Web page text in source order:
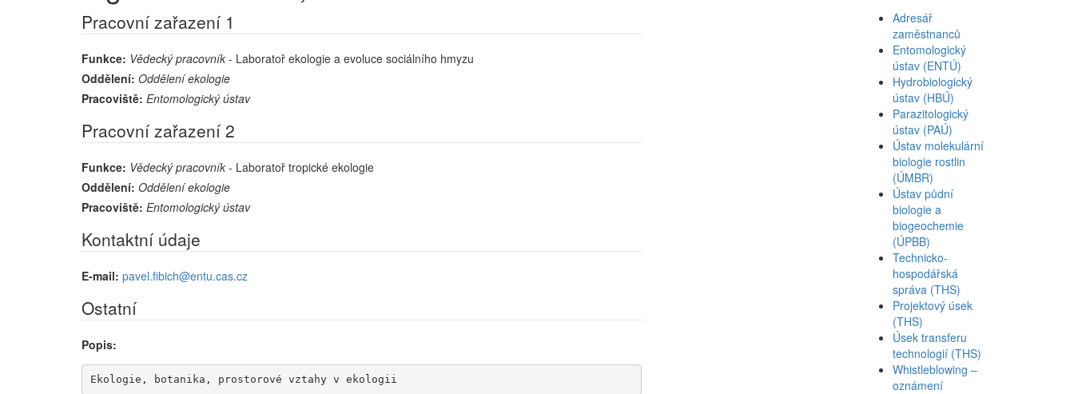
Pracovní zařazení 1
Funkce: Vědecký pracovník - Laboratoř ekologie a evoluce sociálního hmyzu
Oddělení: Oddělení ekologie
Pracoviště: Entomologický ústav
Pracovní zařazení 2
Funkce: Vědecký pracovník - Laboratoř tropické ekologie
Oddělení: Oddělení ekologie
Pracoviště: Entomologický ústav
Kontaktní údaje
E-mail: pavel.fibich@entu.cas.cz
Ostatní
Popis:
Ekologie, botanika, prostorové vztahy v ekologii
Adresář
zaměstnanců
Entomologický
ústav (ENTÚ)
Hydrobiologický
ústav (HBÚ)
Parazitologický
ústav (PAÚ)
Ústav molekulární
biologie rostlin
(ÚMBR)
Ústav půdní
biologie a
biogeochemie
(ÚPBB)
Technicko-
hospodářská
správa (THS)
Projektový úsek
(THS)
Úsek transferu
technologií (THS)
Whistleblowing –
oznámení